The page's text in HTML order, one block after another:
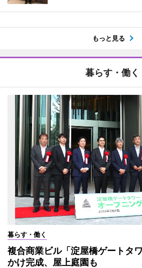
もっと見る
暮らす・働く
暮らす・働く
複合商業ビル「淀屋橋ゲート
かけ完成、屋上庭園も